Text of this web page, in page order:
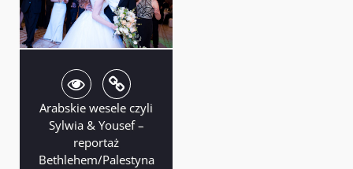
Arabskie wesele czyli
Sylwia & Yousef –
reportaż
Bethlehem/Palestyna